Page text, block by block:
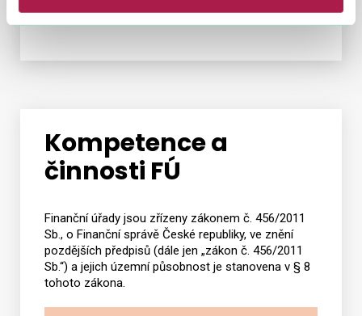
Kompetence a
činnosti FÚ
Finanční úřady jsou zřízeny zákonem č. 456/2011
Sb., o Finanční správě České republiky, ve znění
pozdějších předpisů (dále jen „zákon č. 456/2011
Sb.“) a jejich územní působnost je stanovena v § 8
tohoto zákona.